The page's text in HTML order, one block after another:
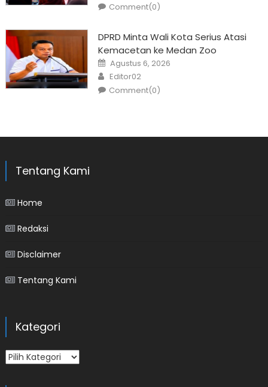
Comment(0)
DPRD Minta Wali Kota Serius Atasi
Kemacetan ke Medan Zoo
Posted
on
Agustus 6, 2026
Author
Editor02
Comment(0)
Tentang Kami
Home
Redaksi
Disclaimer
Tentang Kami
Kategori
Kategori